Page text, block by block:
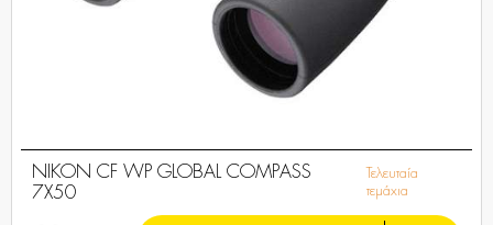
NIKON CF WP GLOBAL COMPASS
7X50
Τελευταία
τεμάχια